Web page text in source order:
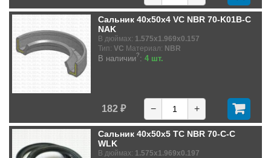
Сальник 40x50x4 VC NBR 70-K01B-C
NAK
В дюймах: 1.575x1.969x0.157
Тип: VC Материал: NBR
В наличии?: 4 шт.
182 ₽ − +
Сальник 40x50x5 TC NBR 70-C-C
WLK
В дюймах: 1.575x1.969x0.197